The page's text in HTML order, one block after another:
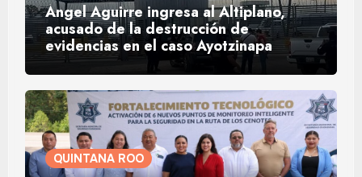
Ángel Aguirre ingresa al Altiplano,
acusado de la destrucción de
evidencias en el caso Ayotzinapa
QUINTANA ROO